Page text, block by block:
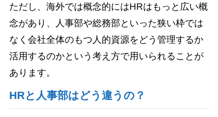
ただし、海外では概念的にはHRはもっと広い概
念があり、人事部や総務部といった狭い枠では
なく会社全体のもつ人的資源をどう管理するか
活用するのかという考え方で用いられることが
あります。
HRと人事部はどう違うの？